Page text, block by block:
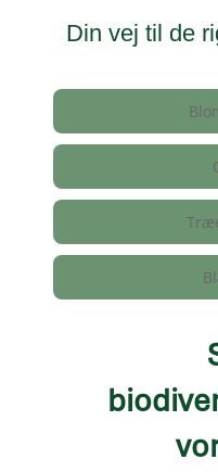
Din vej til de